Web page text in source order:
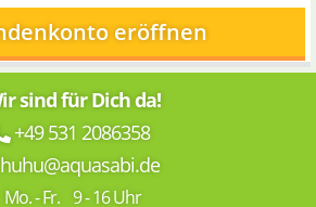
eröffnen
sind für Dich da!
+49 531 2086358
Mo. - Fr. 9 - 16 Uhr